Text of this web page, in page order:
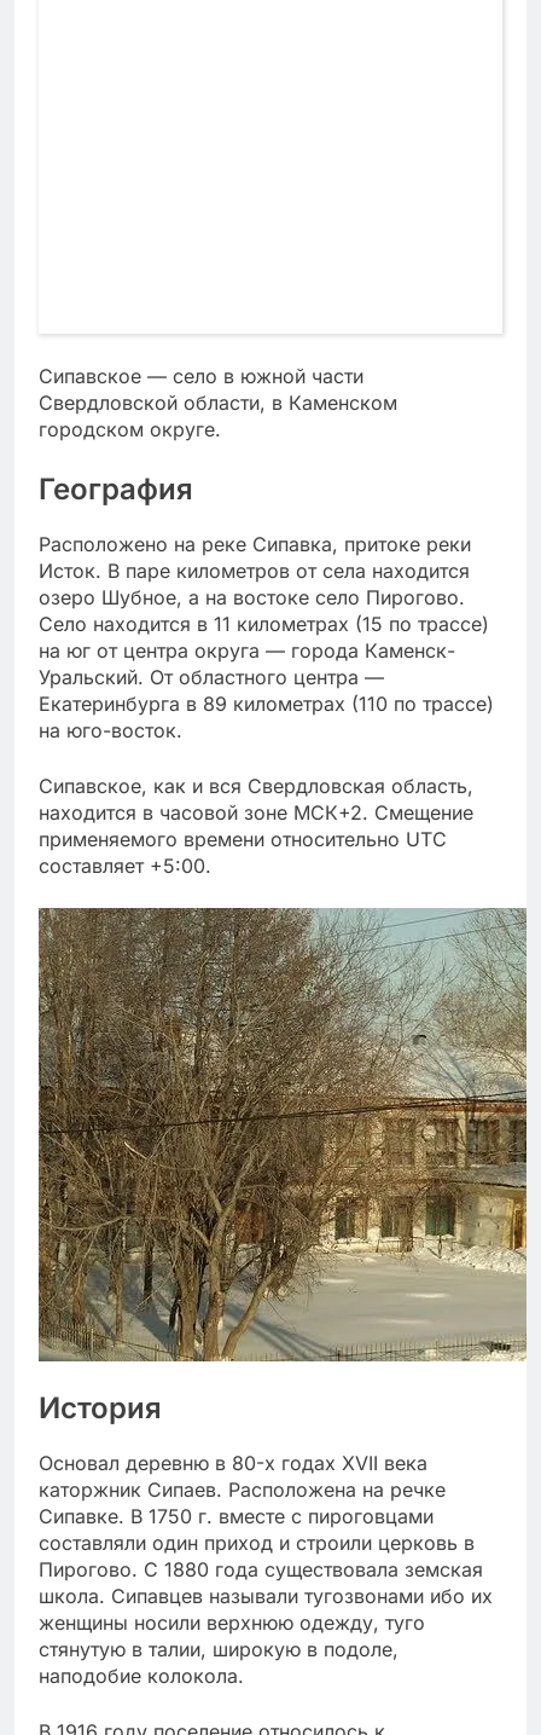
Сипавское — село в южной части
Свердловской области, в Каменском
городском округе.
География
Расположено на реке Сипавка, притоке реки
Исток. В паре километров от села находится
озеро Шубное, а на востоке село Пирогово.
Село находится в 11 километрах (15 по трассе)
на юг от центра округа — города Каменск-
Уральский. От областного центра —
Екатеринбурга в 89 километрах (110 по трассе)
на юго-восток.
Сипавское, как и вся Свердловская область,
находится в часовой зоне МСК+2. Смещение
применяемого времени относительно UTC
составляет +5:00.
История
Основал деревню в 80-х годах XVII века
каторжник Сипаев. Расположена на речке
Сипавке. В 1750 г. вместе с пироговцами
составляли один приход и строили церковь в
Пирогово. С 1880 года существовала земская
школа. Сипавцев называли тугозвонами ибо их
женщины носили верхнюю одежду, туго
стянутую в талии, широкую в подоле,
наподобие колокола.